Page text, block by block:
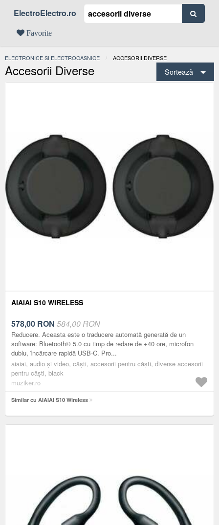
ElectroElectro.ro
Favorite
ELECTRONICE SI ELECTROCASNICE ACTUAL:
ACCESORII DIVERSE
Accesorii Diverse Sortează
AIAIAI S10 WIRELESS
578,00 RON 584,00 RON
Reducere. Aceasta este o traducere automată generată de un
software: Bluetooth® 5.0 cu timp de redare de +40 ore, microfon
dublu, încărcare rapidă USB-C. Pro...
aiaiai, audio și video, căști, accesorii pentru căști, diverse accesorii
pentru căşti, black
muziker.ro
Similar cu AIAIAI S10 Wireless